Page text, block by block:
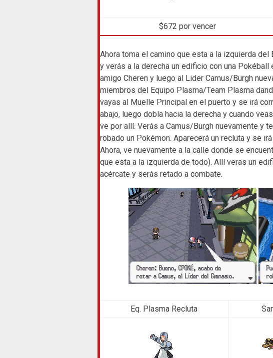
$672 por vencer
Ahora toma el camino que esta a la izquierda del
y verás a la derecha un edificio con una
amigo Cheren y luego al Lider Camus/Burgh
miembros del Equipo Plasma/Team Plasma
vayas al Muelle Principal en el puerto y se irá
abajo, luego dobla hacia la derecha y cuando
ve por allí. Verás a Camus/Burgh nuevamente y
robado un Pokémon. Aparecerá un recluta y se
Ahora, ve nuevamente a la calle donde se
que esta a la izquierda de todo). Allí veras un
acércate y serás retado a combate.
Eq. Plasma Recluta